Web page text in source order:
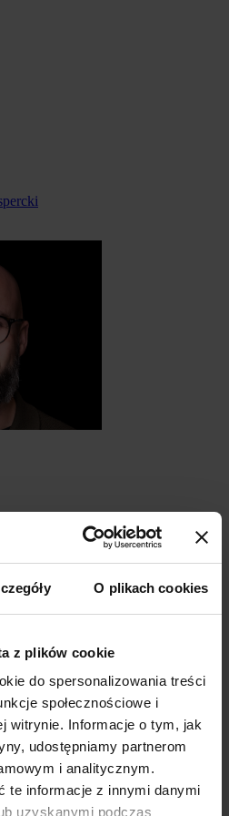
O plikach cookies
z plików cookie
do spersonalizowania treści
społecznościowe i
witrynie. Informacje o tym, jak
udostępniamy partnerom
i analitycznym.
te informacje z innymi danymi
uzyskanymi podczas
żywo
radiowej
na żywo
telewizyjnej
opisać problem, zjawisko czy
komentarza eksperta: